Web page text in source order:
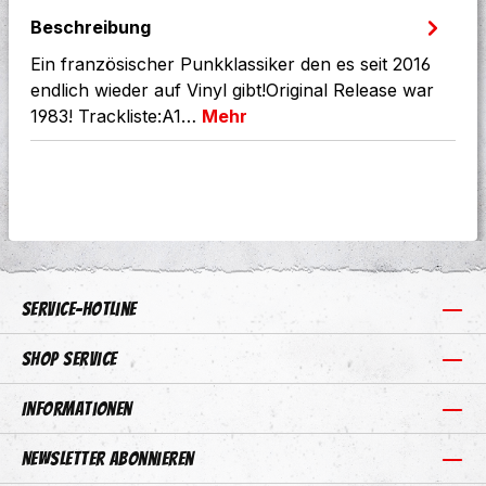
Beschreibung
Ein französischer Punkklassiker den es seit 2016
endlich wieder auf Vinyl gibt!Original Release war
1983! Trackliste:A1… Mehr
Service-Hotline
Shop Service
Informationen
Newsletter abonnieren